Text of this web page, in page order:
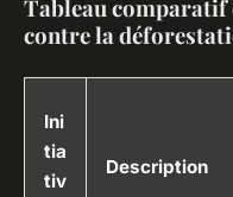
Tableau
contre la
Ini
tia
tiv
Description